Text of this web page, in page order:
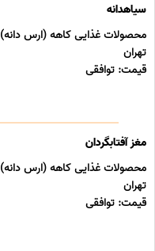
سیاهدانه
محصولات غذایی کاهه (ارس دانه)
تهران
قیمت: توافقی
مغز آفتابگردان
محصولات غذایی کاهه (ارس دانه)
تهران
قیمت: توافقی